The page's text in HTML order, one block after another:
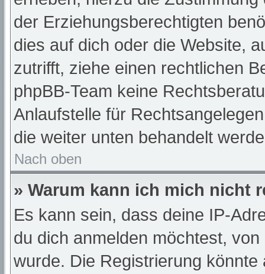
der Erziehungsberechtigten
dies auf dich oder die Website,
zutrifft, ziehe einen rechtlichen
phpBB-Team keine
Anlaufstelle für
die weiter unten behandelt
Nach oben
» Warum kann ich mich nicht
Es kann sein, dass deine IP-
du dich anmelden möchtest,
wurde. Die Registrierung